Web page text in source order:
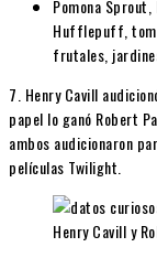
Pomona
Hufflepuff,
frutales,
7. Henry Cavill
papel lo ganó Robert
ambos audicionaron
películas Twilight.
Henry Cavill y